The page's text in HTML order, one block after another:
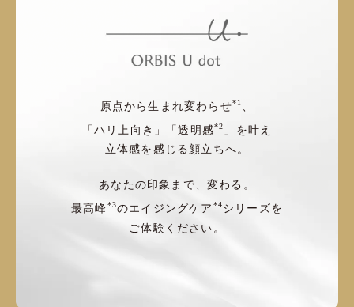
原点から生まれ変わらせ*1
「ハリ上向き」「透明感*2 」を叶え
立体感を感じる顔立ちへ。
あなたの印象まで、変わる。
最高峰*3のエイジングケア *4シリーズを
ご体験ください。